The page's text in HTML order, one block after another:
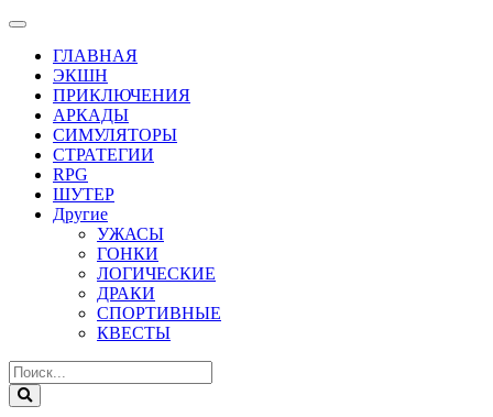
ГЛАВНАЯ
ЭКШН
ПРИКЛЮЧЕНИЯ
АРКАДЫ
СИМУЛЯТОРЫ
СТРАТЕГИИ
RPG
ШУТЕР
Другие
УЖАСЫ
ГОНКИ
ЛОГИЧЕСКИЕ
ДРАКИ
СПОРТИВНЫЕ
КВЕСТЫ